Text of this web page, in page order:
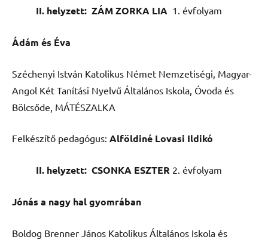
II. helyzett: ZÁM ZORKA LIA 1. évfolyam
Ádám és Éva
Széchenyi István Katolikus Német Nemzetiségi, Magyar-
Angol Két Tanítási Nyelvű Általános Iskola, Óvoda és
Bölcsőde, MÁTÉSZALKA
Felkészítő pedagógus: Alföldiné Lovasi Ildikó
II. helyzett: CSONKA ESZTER 2. évfolyam
Jónás a nagy hal gyomrában
Boldog Brenner János Katolikus Általános Iskola és